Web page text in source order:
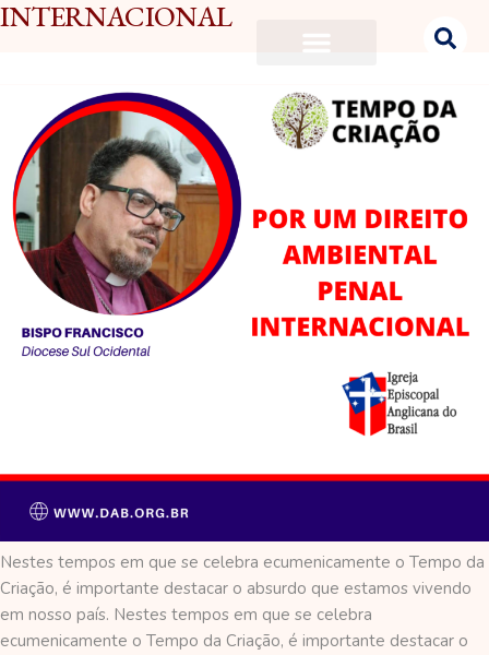
INTERNACIONAL
Nestes tempos em que se celebra ecumenicamente o Tempo da
Criação, é importante destacar o absurdo que estamos vivendo
em nosso país. Nestes tempos em que se celebra
ecumenicamente o Tempo da Criação, é importante destacar o